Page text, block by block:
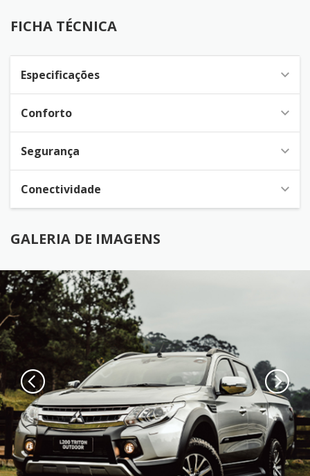
FICHA TÉCNICA
Especificações
Conforto
Segurança
Conectividade
GALERIA DE IMAGENS